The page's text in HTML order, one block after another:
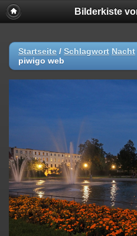
Bilderkiste
Startseite / Schlagwort Nacht
piwigo web